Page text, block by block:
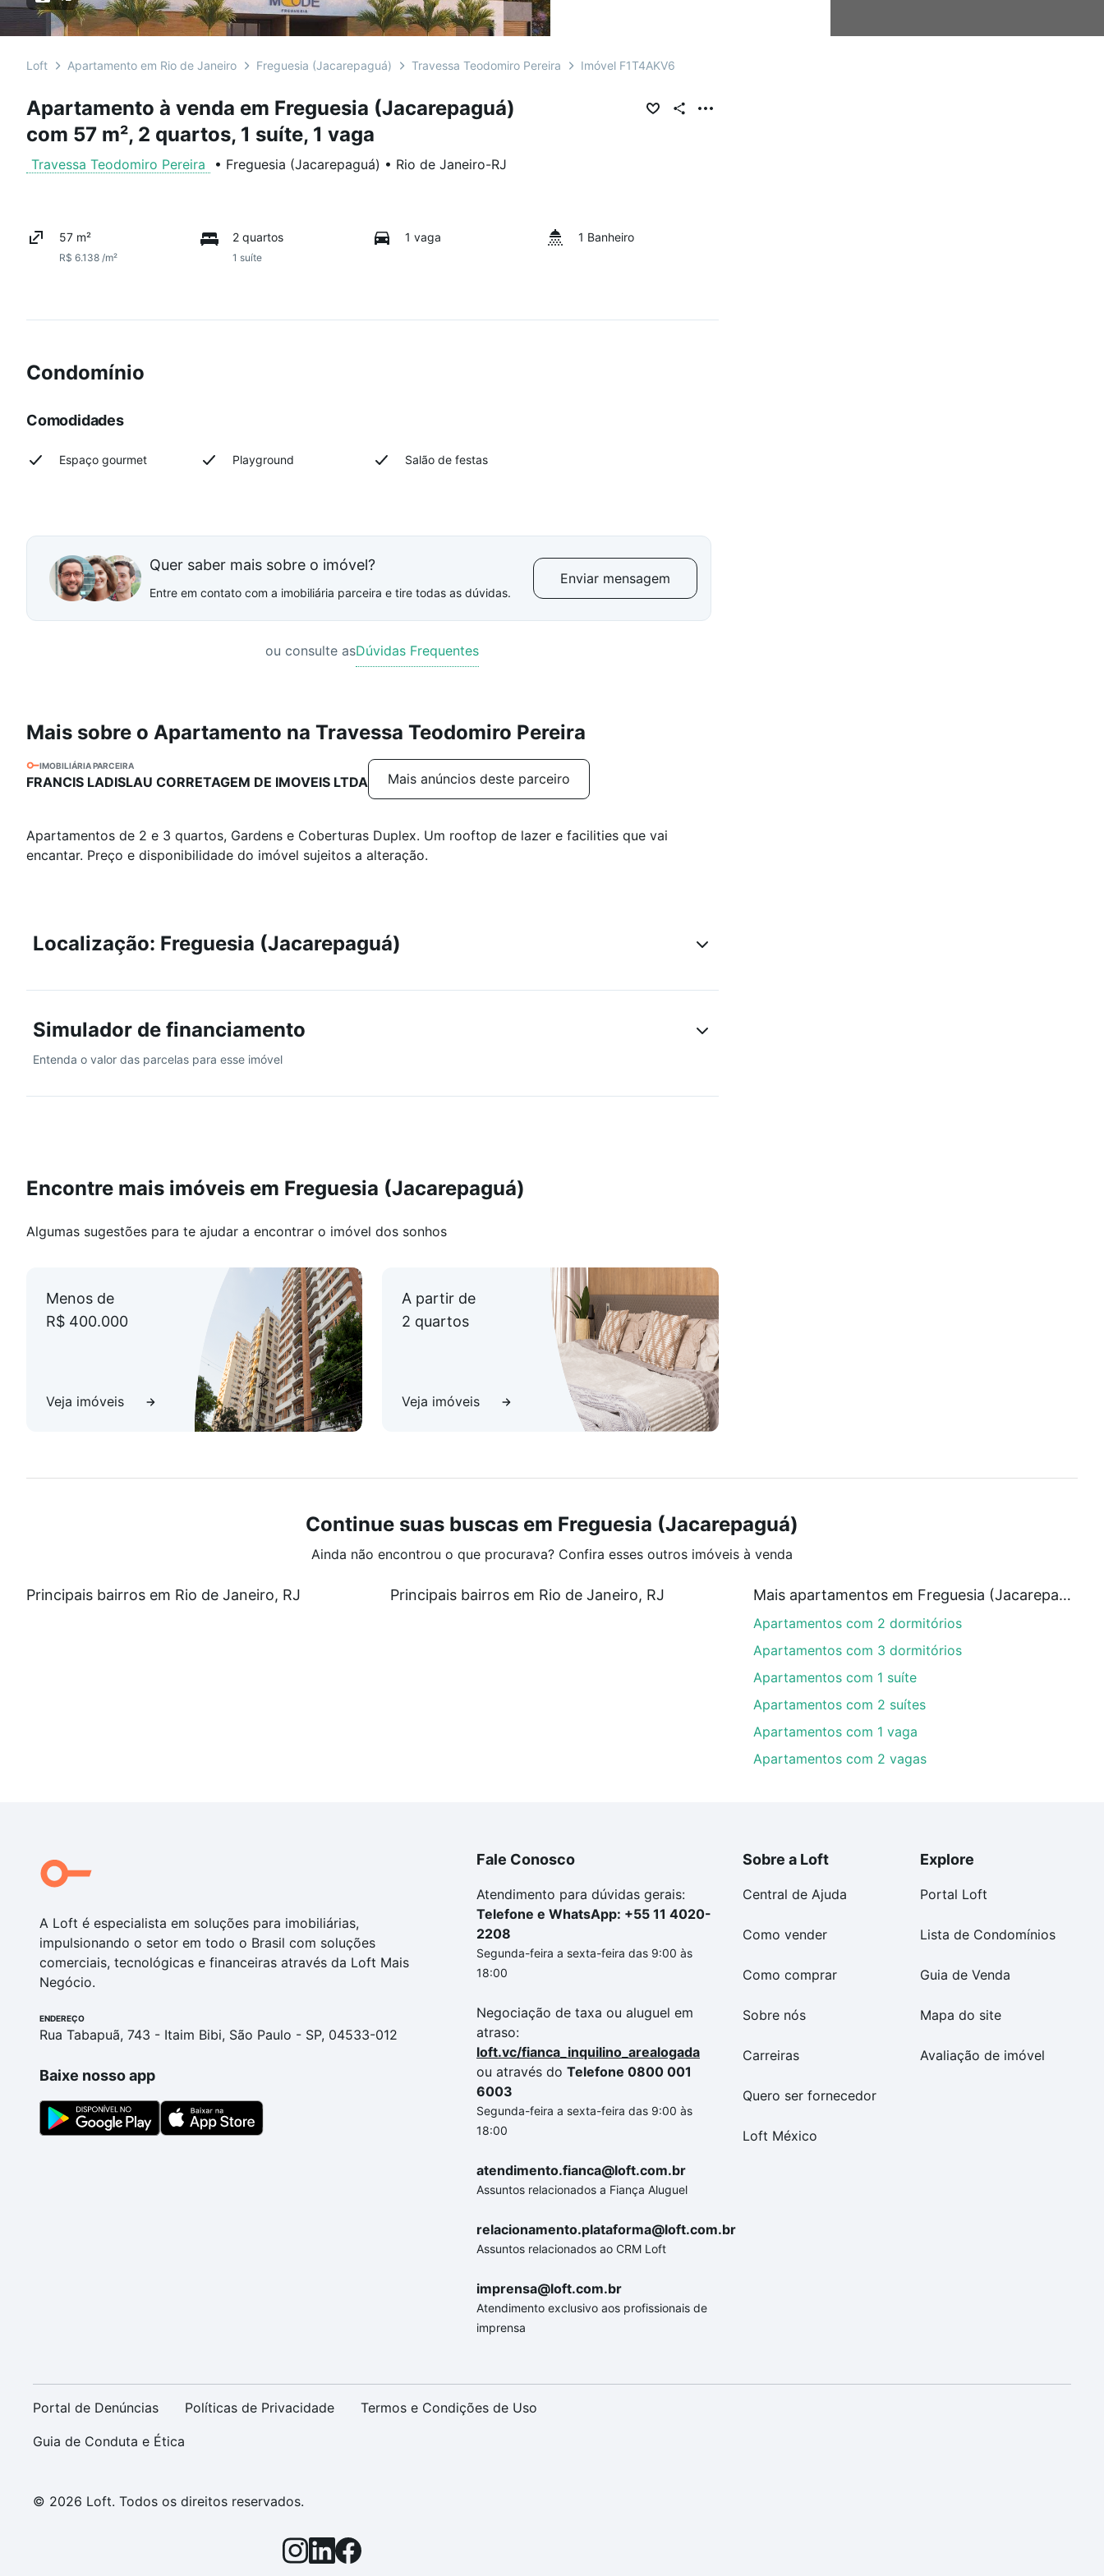
Loft Apartamento em Rio de Janeiro Freguesia (Jacarepaguá) Travessa Teodomiro Pereira Imóvel F1T4AKV6
Apartamento à venda em Freguesia (Jacarepaguá)
com 57 m², 2 quartos, 1 suíte, 1 vaga
Travessa Teodomiro Pereira • Freguesia (Jacarepaguá) • Rio de Janeiro-RJ
57 m²
R$ 6.138 /m²
2 quartos
1 suíte
1 vaga 1 Banheiro
Condomínio
Comodidades
Espaço gourmet Playground Salão de festas
Quer saber mais sobre o imóvel?
Entre em contato com a imobiliária parceira e tire todas as dúvidas.
Enviar mensagem
ou consulte asDúvidas Frequentes
Mais sobre o Apartamento na Travessa Teodomiro Pereira
IMOBILIÁRIA PARCEIRA
FRANCIS LADISLAU CORRETAGEM DE IMOVEIS LTDA Mais anúncios deste parceiro
Apartamentos de 2 e 3 quartos, Gardens e Coberturas Duplex. Um rooftop de lazer e facilities que vai
encantar. Preço e disponibilidade do imóvel sujeitos a alteração.
Localização: Freguesia (Jacarepaguá)
Simulador de financiamento
Entenda o valor das parcelas para esse imóvel
Encontre mais imóveis em Freguesia (Jacarepaguá)
Algumas sugestões para te ajudar a encontrar o imóvel dos sonhos
Menos de
R$ 400.000
Veja imóveis
A partir de
2 quartos
Veja imóveis
Continue suas buscas em Freguesia (Jacarepaguá)
Ainda não encontrou o que procurava? Confira esses outros imóveis à venda
Principais bairros em Rio de Janeiro, RJ Principais bairros em Rio de Janeiro, RJ Mais apartamentos em Freguesia (Jacarepaguá)
Apartamentos com 2 dormitórios
Apartamentos com 3 dormitórios
Apartamentos com 1 suíte
Apartamentos com 2 suítes
Apartamentos com 1 vaga
Apartamentos com 2 vagas
A Loft é especialista em soluções para imobiliárias,
impulsionando o setor em todo o Brasil com soluções
comerciais, tecnológicas e financeiras através da Loft Mais
Negócio.
ENDEREÇO
Rua Tabapuã, 743 - Itaim Bibi, São Paulo - SP, 04533-012
Baixe nosso app
Fale Conosco
Atendimento para dúvidas gerais:
Telefone e WhatsApp: +55 11 4020-
2208
Segunda-feira a sexta-feira das 9:00 às
18:00
Negociação de taxa ou aluguel em
atraso:
loft.vc/fianca_inquilino_arealogada
ou através do Telefone 0800 001
6003
Segunda-feira a sexta-feira das 9:00 às
18:00
atendimento.fianca@loft.com.br
Assuntos relacionados a Fiança Aluguel
relacionamento.plataforma@loft.com.br
Assuntos relacionados ao CRM Loft
imprensa@loft.com.br
Atendimento exclusivo aos profissionais de
imprensa
Sobre a Loft
Central de Ajuda
Como vender
Como comprar
Sobre nós
Carreiras
Quero ser fornecedor
Loft México
Explore
Portal Loft
Lista de Condomínios
Guia de Venda
Mapa do site
Avaliação de imóvel
Portal de Denúncias Políticas de Privacidade Termos e Condições de Uso
Guia de Conduta e Ética
© 2026 Loft. Todos os direitos reservados.